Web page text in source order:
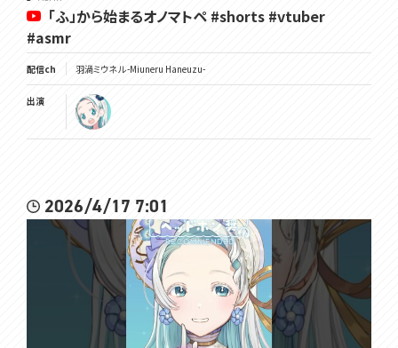
「ふ」から始まるオノマトペ #shorts #vtuber
#asmr
配信ch 羽渦ミウネル -Miuneru Haneuzu-
出演
2026/4/17 7:01